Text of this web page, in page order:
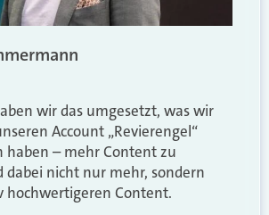
wir das umgesetzt, was wir
Account „Revierengel“
haben – mehr Content zu
dabei nicht nur mehr, sondern
hochwertigeren Content.